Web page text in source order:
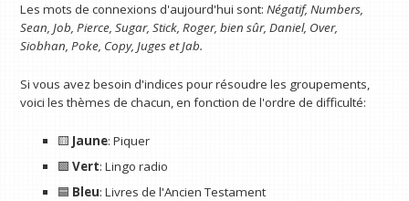
Les mots de connexions d'aujourd'hui sont:Négatif, Numbers,
Sean, Job, Pierce, Sugar, Stick, Roger, bien sûr, Daniel, Over,
Siobhan, Poke, Copy, Juges et Jab.
Si vous avez besoin d'indices pour résoudre les groupements,
voici les thèmes de chacun, en fonction de l'ordre de difficulté:
🟨 Jaune: Piquer
🟩 Vert: Lingo radio
🟦 Bleu: Livres de l'Ancien Testament